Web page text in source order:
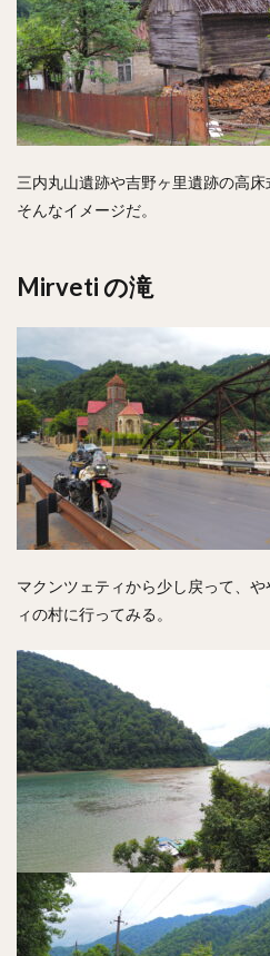
三内丸山遺跡や吉野ヶ里遺跡の高
そんなイメージだ。
Mirveti の滝
マクンツェティから少し戻って、
ィの村に行ってみる。